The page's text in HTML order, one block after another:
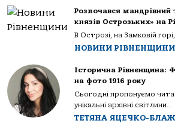
Розпочався
князів Острозьких» на
В Острозі, на Замковій
НОВИНИ РІВНЕНЩИНИ
Історична Рівненщина:
на фото 1916 року
Сьогодні пропонуємо
унікальні архівні світлини...
ТЕТЯНА ЯЦЕЧКО-